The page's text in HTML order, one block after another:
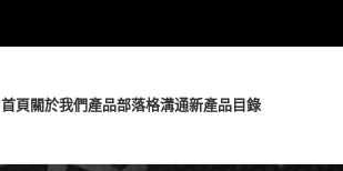
首頁關於我們產品部落格溝通新產品目錄